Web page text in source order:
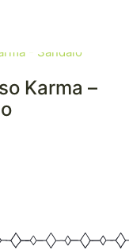
Karma –